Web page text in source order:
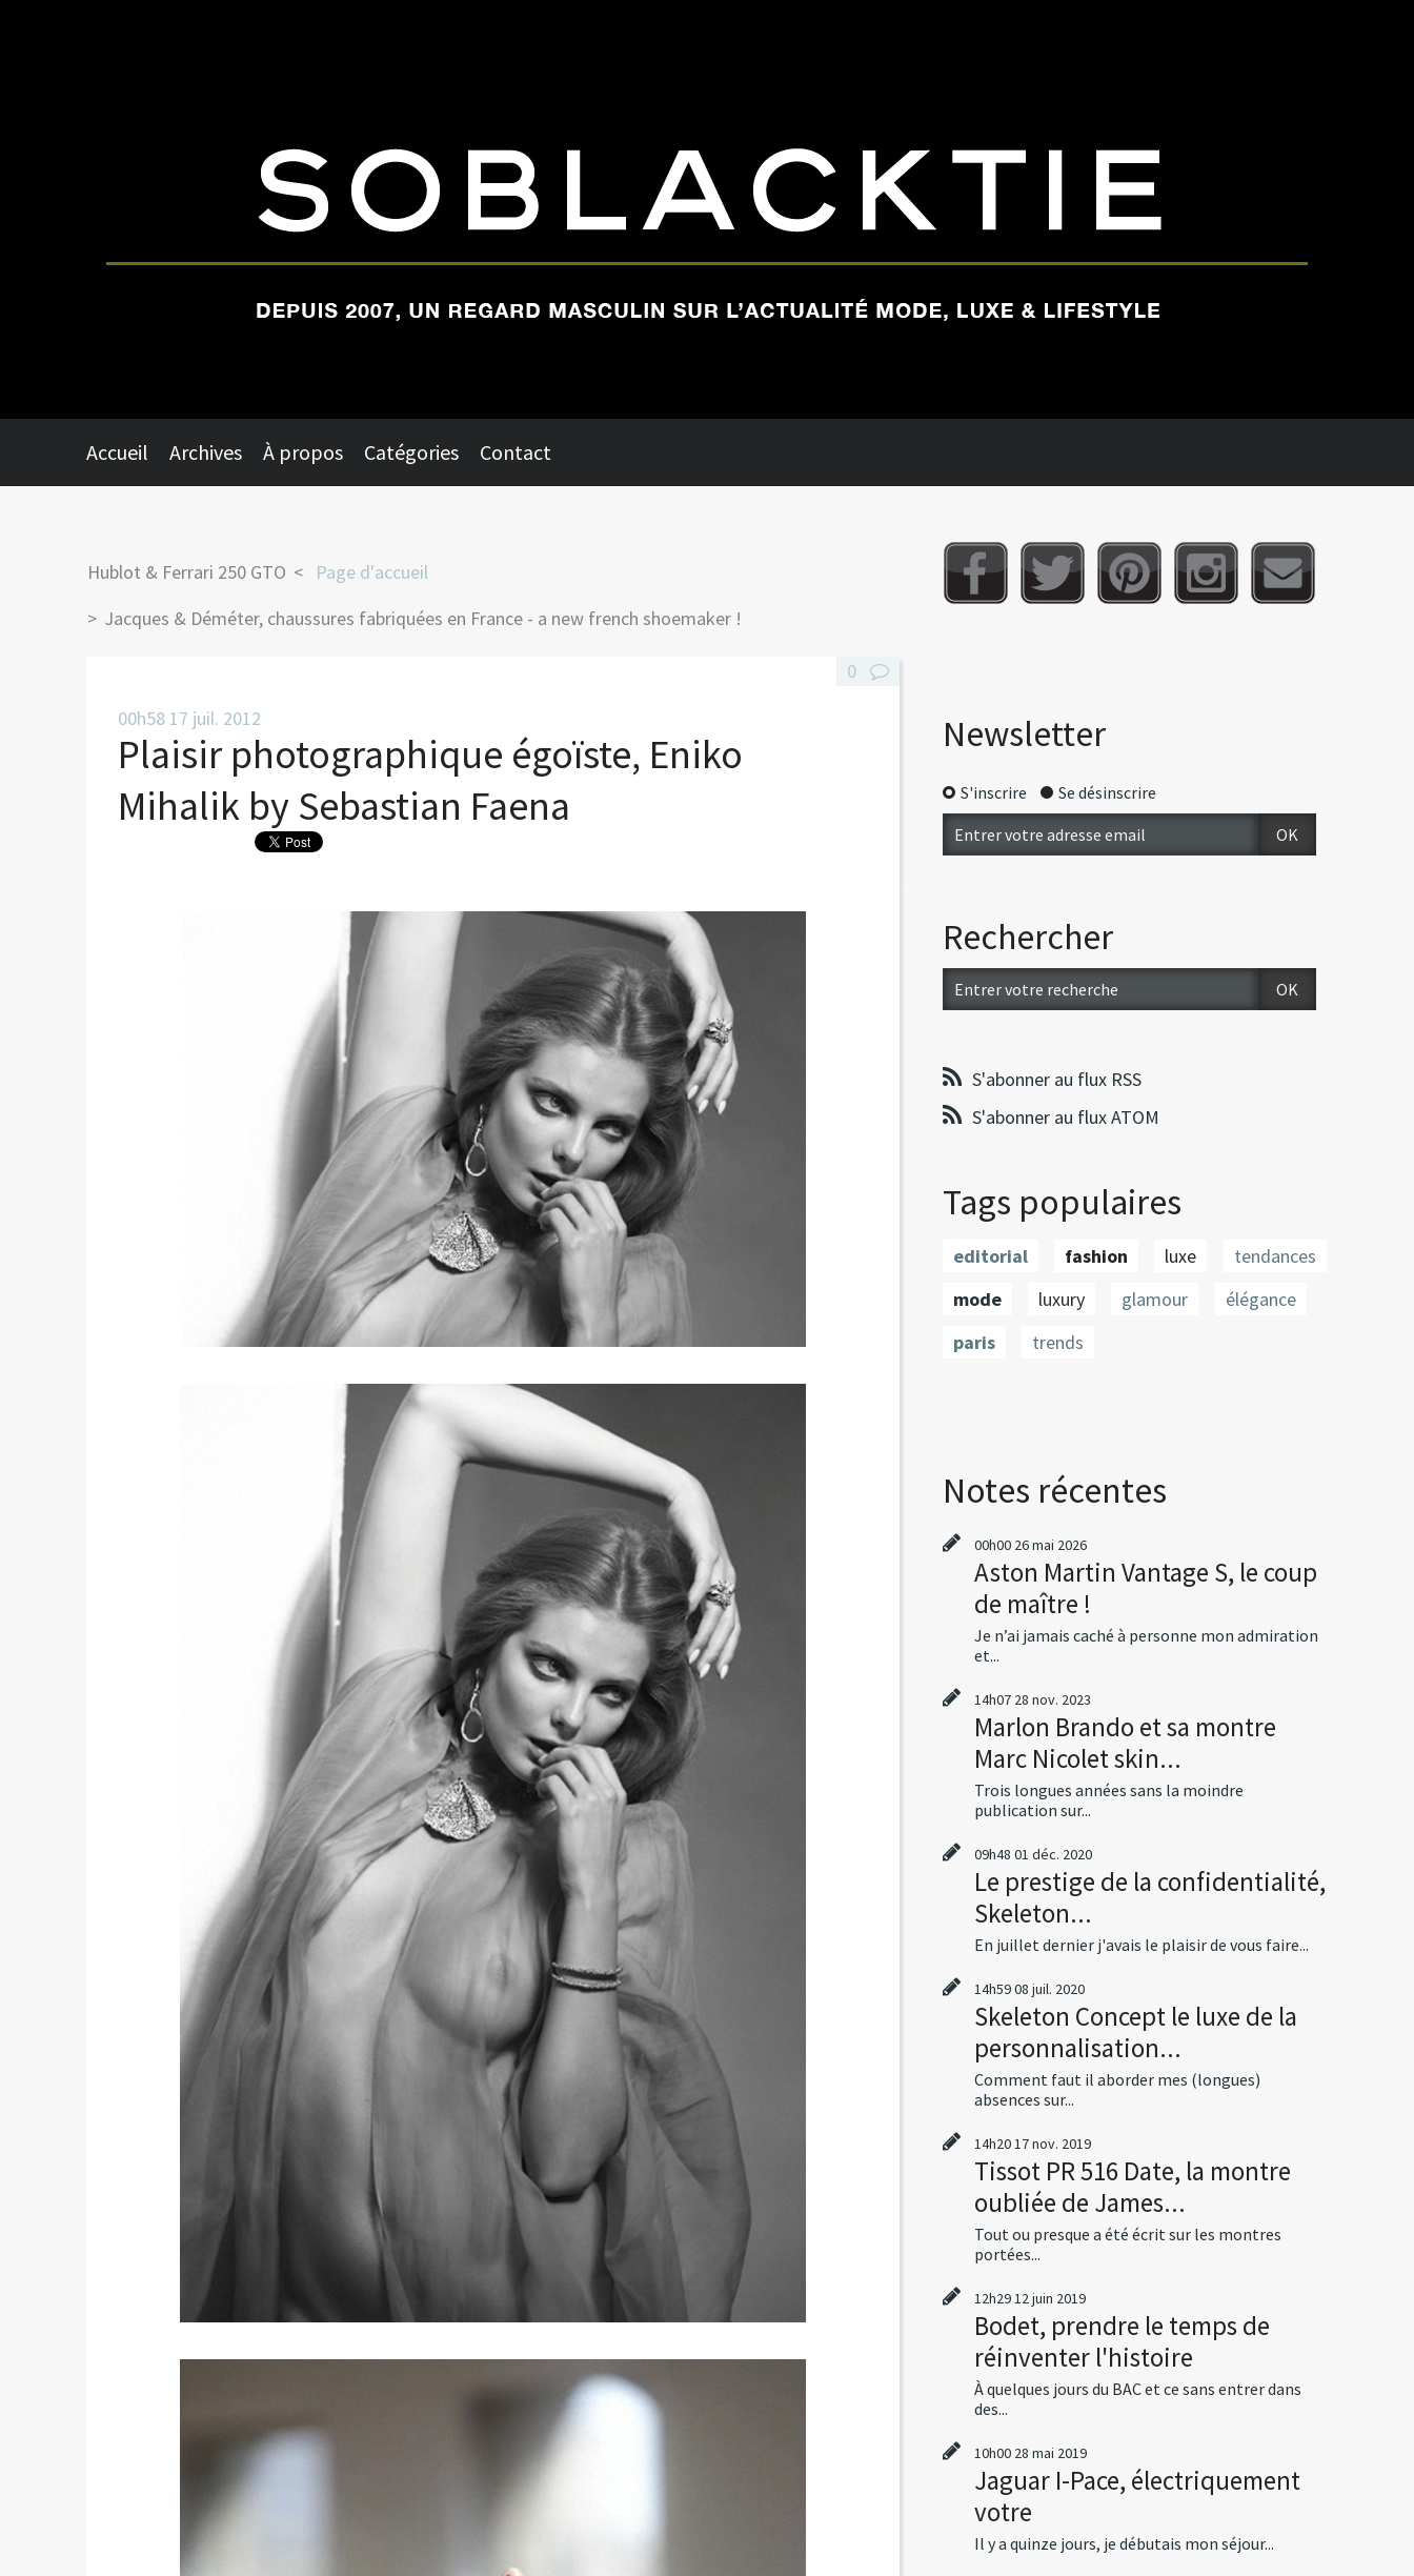
Accueil Archives À propos Catégories Contact
Hublot & Ferrari 250 GTO
Page d'accueil
Jacques & Déméter, chaussures fabriquées en France - a new french shoemaker !
00h58 17 juil. 2012
Plaisir photographique égoïste, Eniko
Mihalik by Sebastian Faena
0
Newsletter
S'inscrire Se désinscrire
Rechercher
S'abonner au flux RSS
S'abonner au flux ATOM
Tags populaires
editorial fashion luxe
tendances
mode
luxury glamour
élégance
paris
trends
Notes récentes
00h00 26mai 2026
Aston Martin Vantage S, le coup
de maître !
Je n’ai jamais caché à personne mon admiration
et...
14h07 28 nov. 2023
Marlon Brando et sa montre
Marc Nicolet skin...
Trois longues années sans la moindre
publication sur...
09h48 01 déc. 2020
Le prestige de la confidentialité,
Skeleton...
En juillet dernier j'avais le plaisir de vous faire...
14h5908 juil. 2020
Skeleton Concept le luxe de la
personnalisation...
Comment faut il aborder mes (longues)
absences sur...
14h2017nov. 2019
Tissot PR 516 Date, la montre
oubliée de James...
Tout ou presque a été écrit sur les montres
portées...
12h2912juin 2019
Bodet, prendre le temps de
réinventer l'histoire
À quelques jours du BAC et ce sans entrer dans
des...
10h00 28 mai 2019
Jaguar I-Pace, électriquement
votre
Il y a quinze jours, je débutais mon séjour...